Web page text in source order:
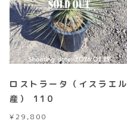
ロストラータ（イスラエル
産） 110
¥29,800